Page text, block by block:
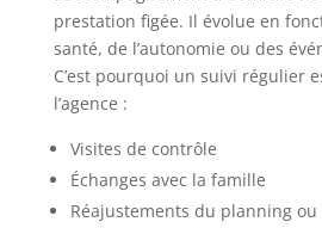
prestation figée. Il évolue en
santé, de l’autonomie ou des
C’est pourquoi un suivi régulier
l’agence :
Visites de contrôle
Échanges avec la famille
Réajustements du planning ou